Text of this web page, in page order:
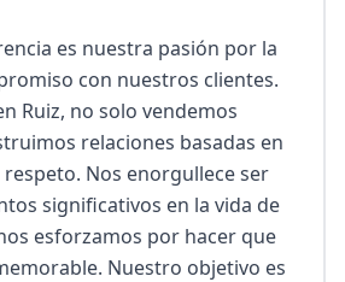
es nuestra pasión por la
con nuestros clientes.
Ruiz, no solo vendemos
relaciones basadas en
respeto. Nos enorgullece ser
significativos en la vida de
esforzamos por hacer que
Nuestro objetivo es